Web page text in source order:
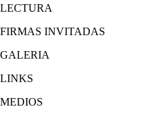
LECTURA
FIRMAS INVITADAS
GALERIA
LINKS
MEDIOS